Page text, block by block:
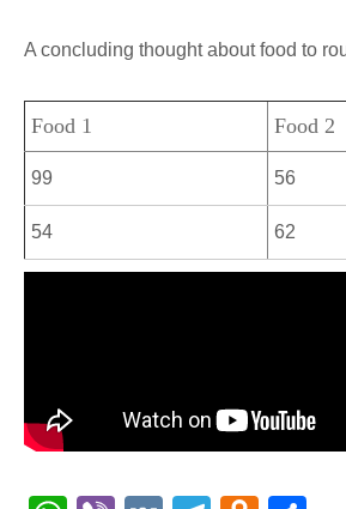
A concluding thought about food to
Food 1 Food 2
99 56
54 62